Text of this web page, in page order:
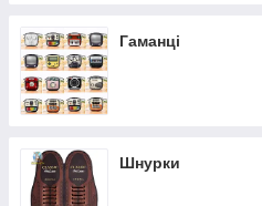
Гаманці
Шнурки